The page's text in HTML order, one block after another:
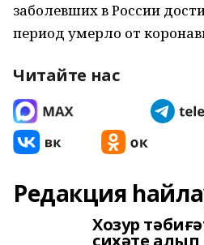
заболевших в России
период умерло от
Читайте нас
Редакция
Хозур
сихәте алып